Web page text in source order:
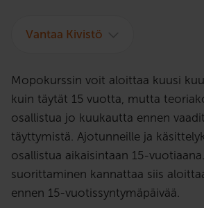
Vantaa Kivistö
Mopokurssin voit aloittaa kuusi
kuin täytät 15 vuotta, mutta
osallistua jo kuukautta ennen
täyttymistä. Ajotunneille ja
osallistua aikaisintaan 15-
suorittaminen kannattaa siis
ennen 15-vuotissyntymäpäivää.